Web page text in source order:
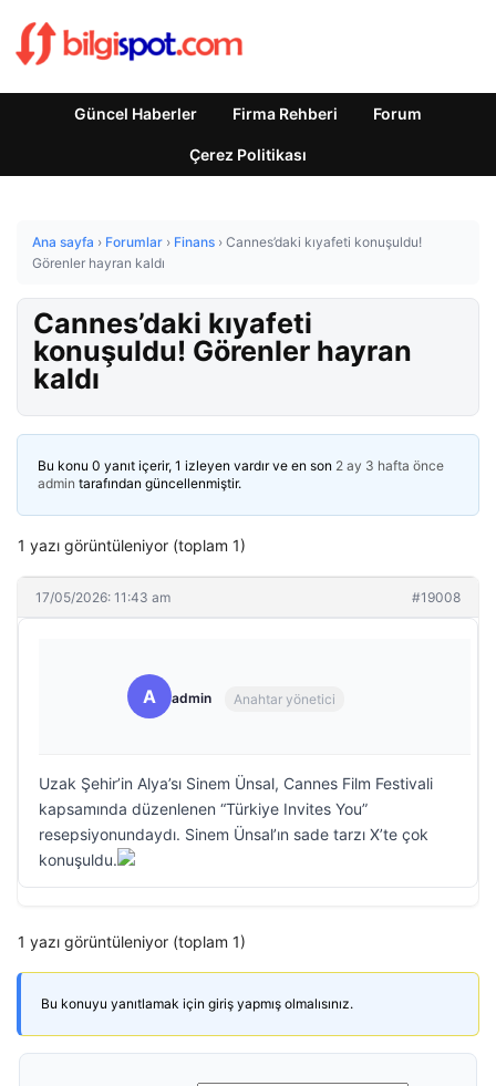
Güncel Haberler Firma Rehberi Forum
Çerez Politikası
Ana sayfa › Forumlar › Finans › Cannes’daki kıyafeti konuşuldu!
Görenler hayran kaldı
Cannes’daki kıyafeti
konuşuldu! Görenler hayran
kaldı
Bu konu 0 yanıt içerir, 1 izleyen vardır ve en son 2 ay 3 hafta önce
admin tarafından güncellenmiştir.
1 yazı görüntüleniyor (toplam 1)
17/05/2026: 11:43 am #19008
A admin Anahtar yönetici
Uzak Şehir’in Alya’sı Sinem Ünsal, Cannes Film Festivali
kapsamında düzenlenen “Türkiye Invites You”
resepsiyonundaydı. Sinem Ünsal’ın sade tarzı X’te çok
konuşuldu.
1 yazı görüntüleniyor (toplam 1)
Bu konuyu yanıtlamak için giriş yapmış olmalısınız.